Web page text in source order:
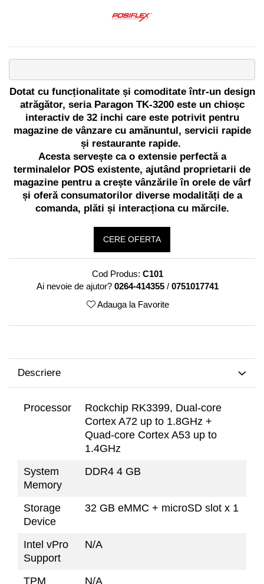
Cantare
Cantare comerciale
Cantare comerciale cu brat
Cantare comerciale cu eticheta
Cantare numaratoare
Cantare de verificare
Platforme pe 1 celula
Platforme pe 4 celuli
Platforme mici 28x35
Dotat cu funcționalitate și comoditate într-un design
atrăgător, seria Paragon TK-3200 este un chioșc
interactiv de 32 inchi care este potrivit pentru
magazine de vânzare cu amănuntul, servicii rapide
și restaurante rapide.
Acesta servește ca o extensie perfectă a
terminalelor POS existente, ajutând proprietarii de
magazine pentru a crește vânzările în orele de vârf
și oferă consumatorilor diverse modalități de a
comanda, plăti și interacționa cu mărcile.
CERE OFERTA
Cod Produs: C101
Ai nevoie de ajutor? 0264-414355 / 0751017741
Adauga la Favorite
Descriere
Processor
Rockchip RK3399, Dual-core
Cortex A72 up to 1.8GHz +
Quad-core Cortex A53 up to
1.4GHz
System
Memory
DDR4 4 GB
Storage
Device
32 GB eMMC + microSD slot x 1
Intel vPro
Support
N/A
TPM
N/A